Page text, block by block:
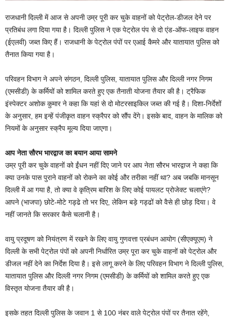
राजधानी दिल्ली में आज से अपनी उम्र पूरी कर चुके वाहनों को पेट्रोल-डीजल देने पर
प्रतिबंध लगा दिया गया है। दिल्ली पुलिस ने एक पेट्रोल पंप से दो एंड-ऑफ-लाइफ वाहन
(ईएलवी) जब्त किए हैं। राजधानी के पेट्रोल पंपों पर एआई कैमरे और यातायात पुलिस को
तैनात किया गया है।
परिवहन विभाग ने अपने संगठन, दिल्ली पुलिस, यातायात पुलिस और दिल्ली नगर निगम
(एमसीडी) के कर्मियों को शामिल करते हुए एक तैनाती योजना तैयार की है। ट्रैफिक
इंस्पेक्टर अशोक कुमार ने कहा कि यहां से दो मोटरसाइकिल जब्त की गई है। दिशा-निर्देशों
के अनुसार, हम इन्हें पंजीकृत वाहन स्क्रैपर को सौंप देंगे। इसके बाद, वाहन के मालिक को
नियमों के अनुसार स्क्रैप मूल्य दिया जाएगा।
आप नेता सौरभ भारद्वाज का बयान आया सामने
उम्र पूरी कर चुके वाहनों को ईंधन नहीं दिए जाने पर आप नेता सौरभ भारद्वाज ने कहा कि
क्या उनके पास पुराने वाहनों को रोकने का कोई और तरीका नहीं था? अब जबकि मानसून
दिल्ली में आ गया है, तो क्या वे कृत्रिम बारिश के लिए कोई पायलट प्रोजेक्ट चलाएंगे?
आपने (भाजपा) छोटे-मोटे गड्ढे तो भर दिए, लेकिन बड़े गड्ढों को वैसे ही छोड़ दिया। वे
नहीं जानते कि सरकार कैसे चलानी है।
वायु प्रदूषण को नियंत्रण में रखने के लिए वायु गुणवत्ता प्रबंधन आयोग (सीएक्यूएम) ने
दिल्ली के सभी पेट्रोल पंपों को अपनी निर्धारित उम्र पूरा कर चुके वाहनों को पेट्रोल और
डीजल नहीं देने का निर्देश दिया है। इसे लागू करने के लिए परिवहन विभाग ने दिल्ली पुलिस,
यातायात पुलिस और दिल्ली नगर निगम (एमसीडी) के कर्मियों को शामिल करते हुए एक
विस्तृत योजना तैयार की है।
इसके तहत दिल्ली पुलिस के जवान 1 से 100 नंबर वाले पेट्रोल पंपों पर तैनात रहेंगे,